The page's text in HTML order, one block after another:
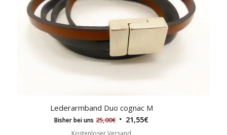
Lederarmband Duo cognac M
Bisher bei uns 25,00€ 21,55€
Kostenloser Versand